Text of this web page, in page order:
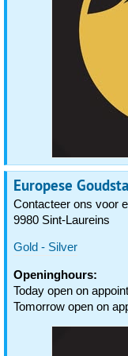
Europese
Contacteer ons voor
9980 Sint-Laureins
Gold - Silver
Openinghours:
Today open on
Tomorrow open on